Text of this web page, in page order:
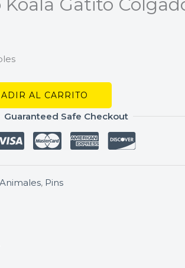
Koala Gatito
AL CARRITO
Guaranteed Safe Checkout
Animales, Pins